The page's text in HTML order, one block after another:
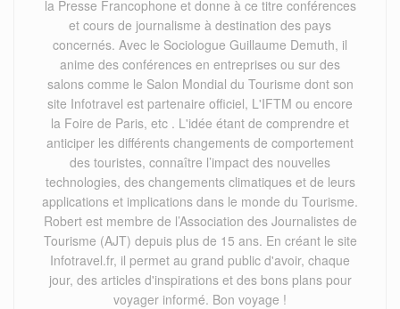
la Presse Francophone et donne à ce titre conférences
et cours de journalisme à destination des pays
concernés. Avec le Sociologue Guillaume Demuth, il
anime des conférences en entreprises ou sur des
salons comme le Salon Mondial du Tourisme dont son
site Infotravel est partenaire officiel, L'IFTM ou encore
la Foire de Paris, etc . L'idée étant de comprendre et
anticiper les différents changements de comportement
des touristes, connaître l’impact des nouvelles
technologies, des changements climatiques et de leurs
applications et implications dans le monde du Tourisme.
Robert est membre de l’Association des Journalistes de
Tourisme (AJT) depuis plus de 15 ans. En créant le site
Infotravel.fr, il permet au grand public d'avoir, chaque
jour, des articles d'inspirations et des bons plans pour
voyager informé. Bon voyage !